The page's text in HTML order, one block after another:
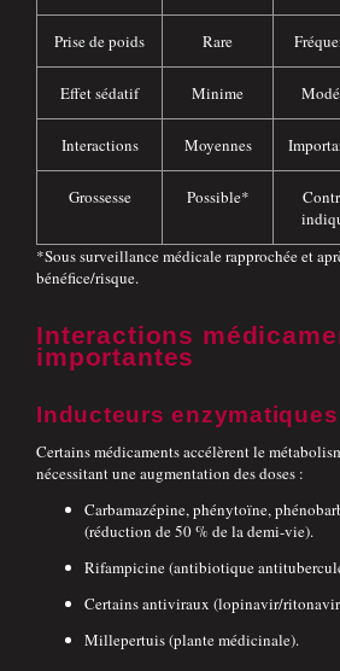
Prise de poids Rare
Effet sédatif Minime
Interactions Moyennes
Grossesse Possible*
*Sous surveillance médicale rapprochée et
bénéfice/risque.
Interactions
importantes
Inducteurs enzymatiques
Certains médicaments accélèrent le
nécessitant une augmentation des doses :
Carbamazépine, phénytoïne,
(réduction de 50 % de la demi-vie).
Rifampicine (antibiotique
Certains antiviraux (lopinavir/
Millepertuis (plante médicinale).